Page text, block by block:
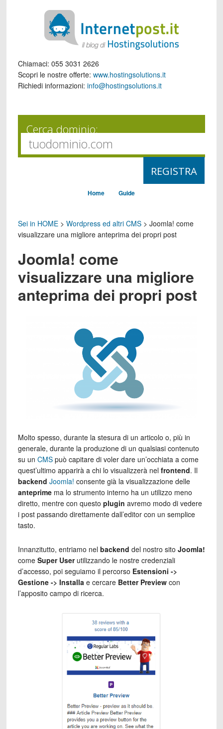
Chiamaci: 055 3031 2626
Scopri le nostre offerte: www.hostingsolutions.it
Richiedi informazioni: info@hostingsolutions.it
Cerca dominio:
Home Guide
Sei in HOME> Wordpress ed altri CMS> Joomla! come
visualizzare una migliore anteprima dei propri post
Joomla! come
visualizzare una migliore
anteprima dei propri post
Molto spesso, durante la stesura di un articolo o, più in
generale, durante la produzione di un qualsiasi contenuto
su un CMSpuò capitare di voler dare un’occhiata a come
quest’ultimo apparirà a chi lo visualizzerà nel frontend. Il
backend Joomla! consente già la visualizzazione delle
anteprimema lo strumento interno ha un utilizzo meno
diretto, mentre con questo plugin avremo modo di vedere
i post passando direttamente dall’editor con un semplice
tasto.
Innanzitutto, entriamo nel backend del nostro sito Joomla!
come Super Userutilizzando le nostre credenziali
d’accesso, poi seguiamo il percorso Estensioni ->
Gestione -> Installae cercare Better Previewcon
l’apposito campo di ricerca.